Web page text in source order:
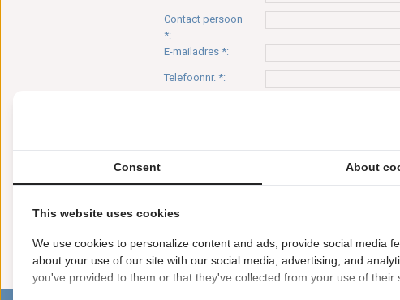
Contact persoon
*:
E-mailadres *:
Telefoonnr. *:
Consent About
This website uses cookies
We use cookies to personalize content and ads, provide social media
about your use of our site with our social media, advertising, and
you've provided to them or that they've collected from your use of their